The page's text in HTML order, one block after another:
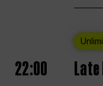
22:00